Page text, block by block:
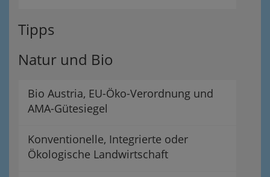
Tipps
Natur und Bio
Bio Austria, EU-Öko-Verordnung und
AMA-Gütesiegel
Konventionelle, Integrierte oder
Ökologische Landwirtschaft